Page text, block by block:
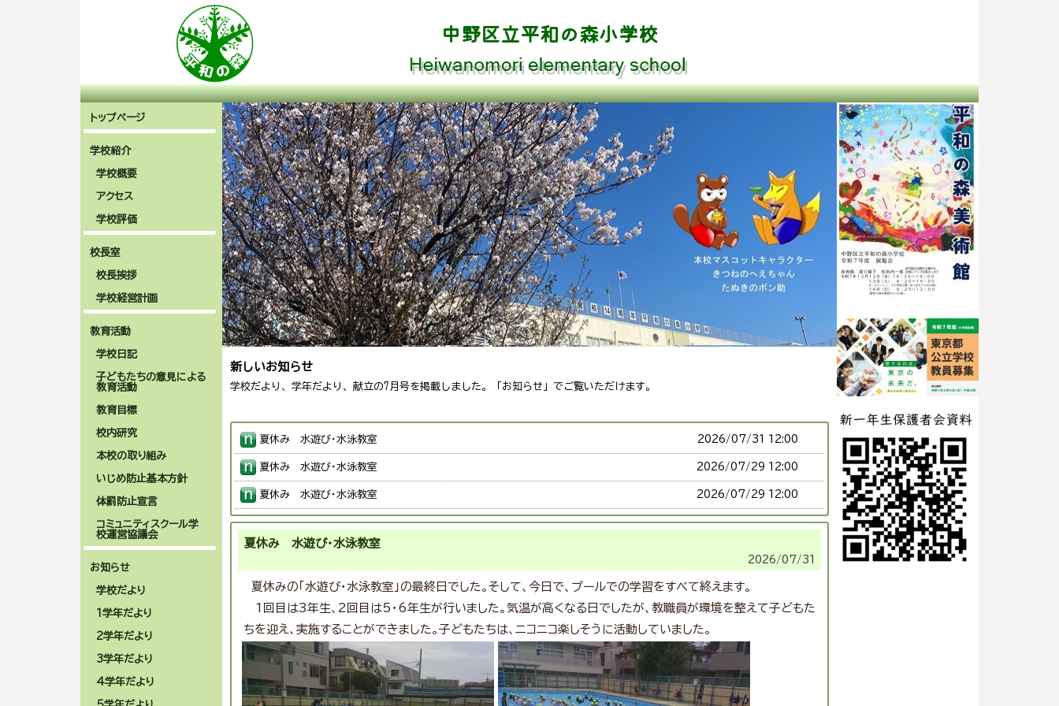
中野区立平和の森小学校
トップページ
学校紹介
学校概要
アクセス
学校評価
校長室
校長挨拶
学校経営計画
教育活動
学校日記
子どもたちの意見による
教育活動
教育目標
校内研究
本校の取り組み
いじめ防止基本方針
体罰防止宣言
コミュニティスクール学
校運営協議会
お知らせ
学校だより
1学年だより
2学年だより
3学年だより
4学年だより
新しいお知らせ
学校だより、学年だより、献立の7月号を掲載しました。「お知らせ」でご覧いただけます。
夏休み 水遊び・水泳教室 2026/07/31 12:00
夏休み 水遊び・水泳教室 2026/07/29 12:00
夏休み 水遊び・水泳教室 2026/07/29 12:00
夏休み 水遊び・水泳教室 2026/07/29 11:55
夏休み 算数の森
夏休み iPadと宿題と勉強道具を持って学校の図書館へ行こう！ 2026/07/28 12:30
夏休み 水遊び・水泳教室 2026/
夏休み 水遊び・水泳教室 2026/
6年生 TBSこども音楽コンクール 2026/07/27 16:00
夏休み 水遊び・水泳教室
2026/07/31
夏休みの「水遊び・水泳教室」の最終日でした。そして、今日で、プールでの学習をすべて終えます。
1回目は3年生、2回目は5・6年生が行いました。気温が高くなる日でしたが、教職員が環境を整えて子どもた
ちを迎え、実施することができました。子どもたちは、ニコニコ楽しそうに活動していました。